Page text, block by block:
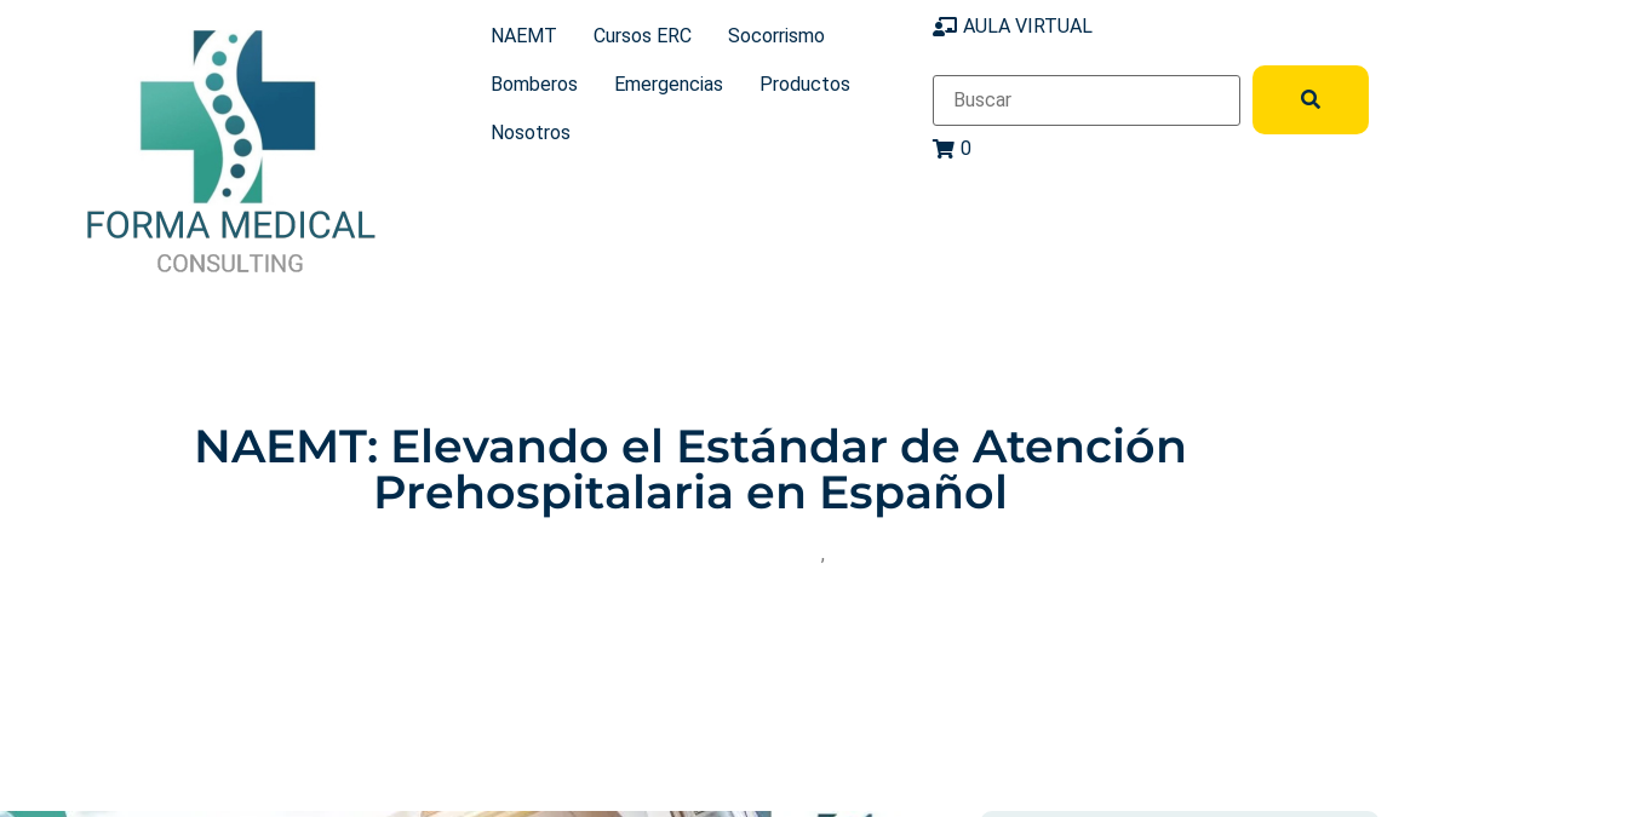
NAEMT Cursos ERC Socorrismo
Bomberos Emergencias Productos
Nosotros
AULA VIRTUAL
0
NAEMT: Elevando el Estándar de Atención
Prehospitalaria en Español
,